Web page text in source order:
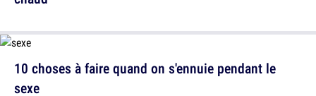
10 choses à faire quand on s'ennuie pendant le
sexe